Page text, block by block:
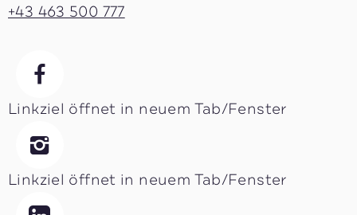
+43 463 500 777
Linkziel öffnet in neuem Tab/Fenster
Linkziel öffnet in neuem Tab/Fenster